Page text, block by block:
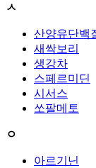
ㅅ
산양유단백
새싹보리
생강차
스페르미딘
시서스
쏘팔메토
ㅇ
아르기닌